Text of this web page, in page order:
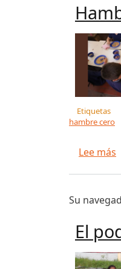
Etiquetas
hambre cero
Lee más
Su
El